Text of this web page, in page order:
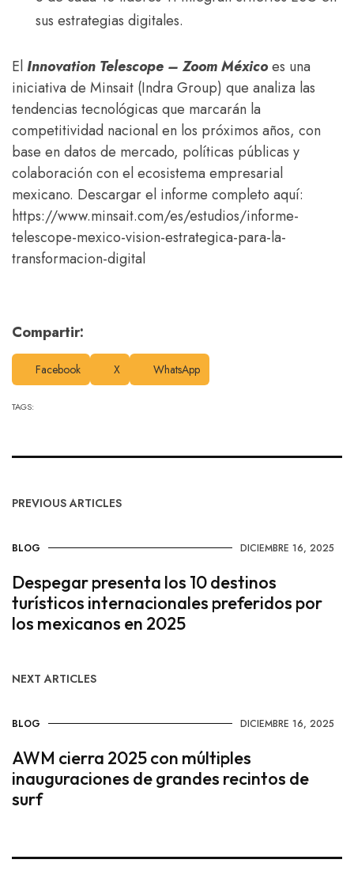
sus estrategias digitales.
El Innovation Telescope – Zoom Méxicoes una
iniciativa de Minsait (Indra Group) que analiza las
tendencias tecnológicas que marcarán la
competitividad nacional en los próximos años, con
base en datos de mercado, políticas públicas y
colaboración con el ecosistema empresarial
mexicano. Descargar el informe completo aquí:
https://www.minsait.com/es/estudios/informe-
telescope-mexico-vision-estrategica-para-la-
transformacion-digital
Compartir:
Facebook X WhatsApp
TAGS:
PREVIOUS ARTICLES
BLOG DICIEMBRE 16, 2025
Despegar presenta los 10 destinos
turísticos internacionales preferidos por
los mexicanos en 2025
NEXT ARTICLES
BLOG DICIEMBRE 16, 2025
AWM cierra 2025 con múltiples
inauguraciones de grandes recintos de
surf